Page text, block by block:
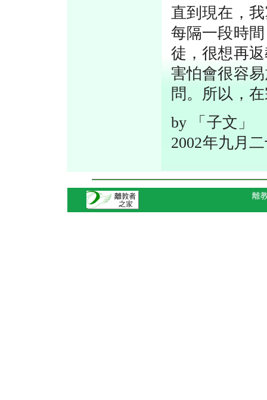
直到現在，
每隔一段時
徒，很想再
害怕會很容
問。所以，
by 「子文」
2002年九月
離